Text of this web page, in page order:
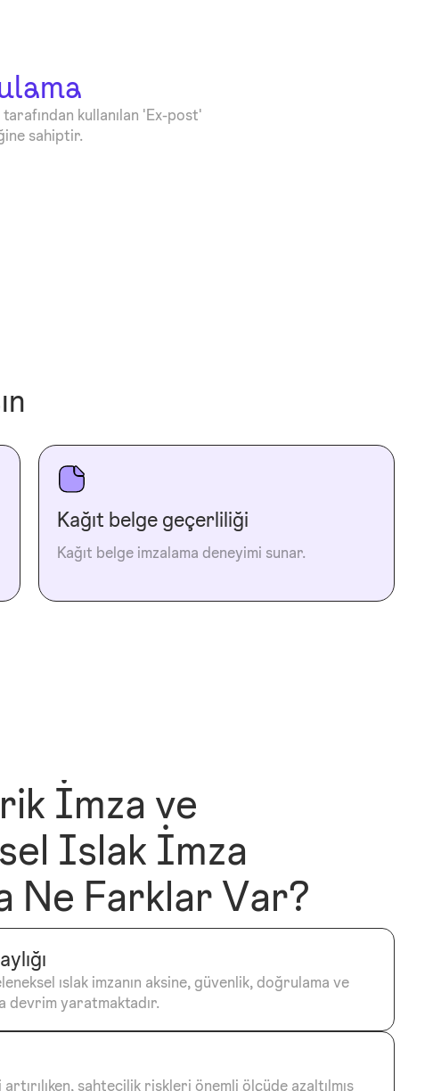
kullanılan 'Ex-post'
sahiptir.
Kağıt belge geçerliliği
Kağıt belge imzalama deneyimi sunar.
İmza ve
Islak İmza
Ne Farklar Var?
ıslak imzanın aksine, güvenlik, doğrulama ve
devrim yaratmaktadır.
sahtecilik riskleri önemli ölçüde azaltılmış